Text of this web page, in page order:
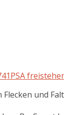
Flecken und